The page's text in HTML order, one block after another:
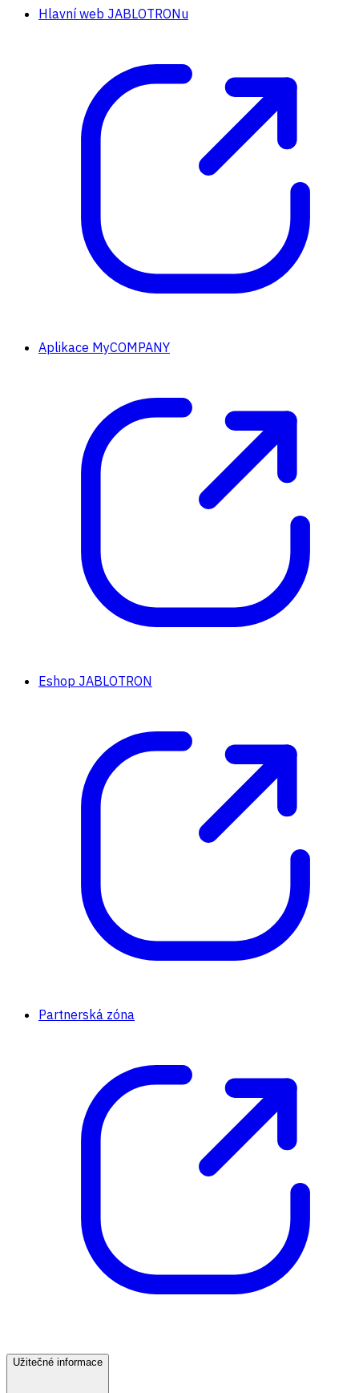
Hlavní web JABLOTRONu
Aplikace MyCOMPANY
Eshop JABLOTRON
Partnerská zóna
Užitečné informace